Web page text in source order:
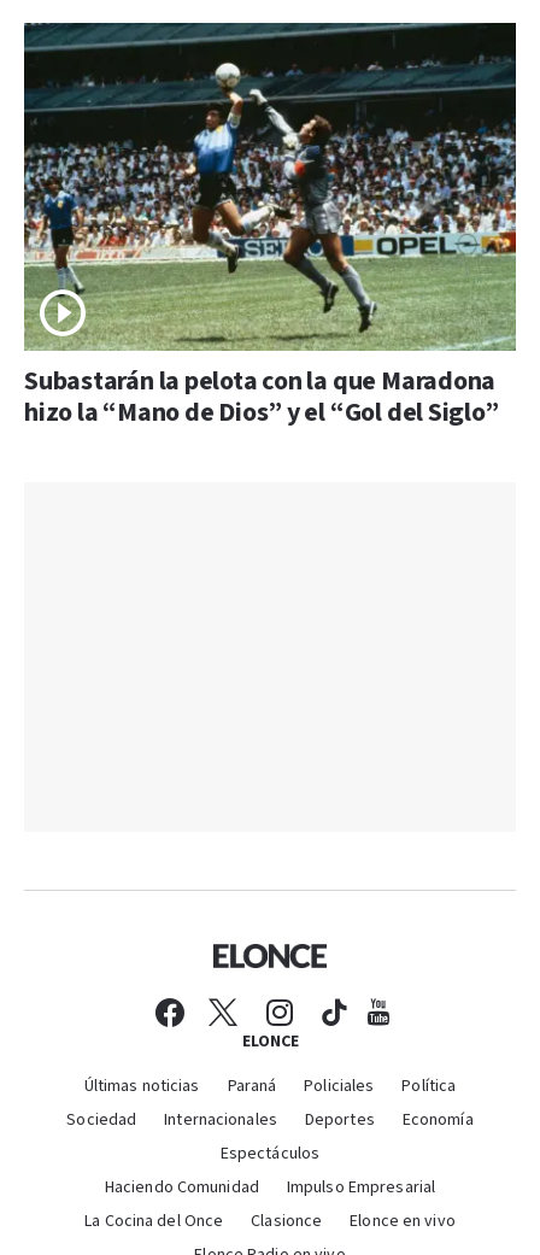
Subastarán la pelota con la que Maradona
hizo la “Mano de Dios” y el “Gol del Siglo”
ELONCE
Últimas noticias Paraná Policiales
Política
Sociedad
Internacionales Deportes
Economía
Espectáculos
Haciendo Comunidad
Impulso Empresarial
La Cocina del Once
Clasionce
Elonce en vivo